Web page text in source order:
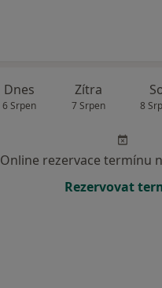
Dnes
6 Srpen
Zítra
7 Srpen 8
Online rezervace termínu
Rezervovat